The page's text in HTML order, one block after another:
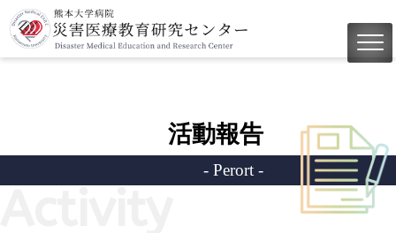
活動報告
- Perort -